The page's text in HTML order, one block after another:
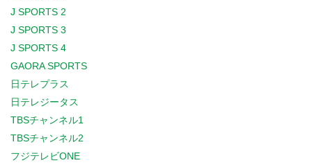
J SPORTS 2
J SPORTS 3
J SPORTS 4
GAORA SPORTS
日テレプラス
日テレジータス
TBSチャンネル1
TBSチャンネル2
フジテレビONE